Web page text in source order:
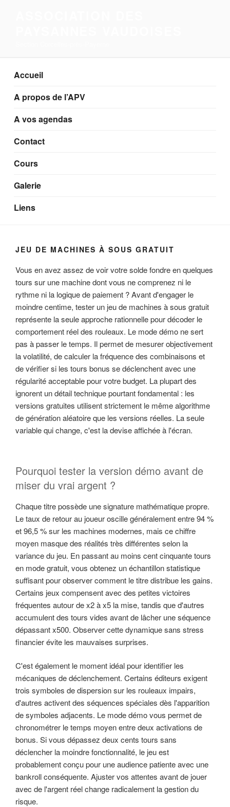
Accueil
A propos de l’APV
A vos agendas
Contact
Cours
Galerie
Liens
JEU DE MACHINES À SOUS GRATUIT
Vous en avez assez de voir votre solde fondre en quelques
tours sur une machine dont vous ne comprenez ni le
rythme ni la logique de paiement ? Avant d'engager le
moindre centime, tester un jeu de machines à sous gratuit
représente la seule approche rationnelle pour décoder le
comportement réel des rouleaux. Le mode démo ne sert
pas à passer le temps. Il permet de mesurer objectivement
la volatilité, de calculer la fréquence des combinaisons et
de vérifier si les tours bonus se déclenchent avec une
régularité acceptable pour votre budget. La plupart des
ignorent un détail technique pourtant fondamental : les
versions gratuites utilisent strictement le même algorithme
de génération aléatoire que les versions réelles. La seule
variable qui change, c'est la devise affichée à l'écran.
Pourquoi tester la version démo avant de
miser du vrai argent ?
Chaque titre possède une signature mathématique propre.
Le taux de retour au joueur oscille généralement entre 94 %
et 96,5 % sur les machines modernes, mais ce chiffre
moyen masque des réalités très différentes selon la
variance du jeu. En passant au moins cent cinquante tours
en mode gratuit, vous obtenez un échantillon statistique
suffisant pour observer comment le titre distribue les gains.
Certains jeux compensent avec des petites victoires
fréquentes autour de x2 à x5 la mise, tandis que d'autres
accumulent des tours vides avant de lâcher une séquence
dépassant x500. Observer cette dynamique sans stress
financier évite les mauvaises surprises.
C'est également le moment idéal pour identifier les
mécaniques de déclenchement. Certains éditeurs exigent
trois symboles de dispersion sur les rouleaux impairs,
d'autres activent des séquences spéciales dès l'apparition
de symboles adjacents. Le mode démo vous permet de
chronométrer le temps moyen entre deux activations de
bonus. Si vous dépassez deux cents tours sans
déclencher la moindre fonctionnalité, le jeu est
probablement conçu pour une audience patiente avec une
bankroll conséquente. Ajuster vos attentes avant de jouer
avec de l'argent réel change radicalement la gestion du
risque.